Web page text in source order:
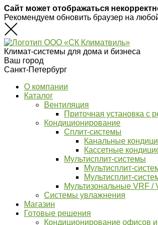
Сайт может отображаться
Рекомендуем обновить браузер на
Климат-системы для дома и бизнеса
Ваш город
Санкт-Петербург
О компании
Каталог
Вентиляция
Приточная установка с
Кондиционирование
Сплит-системы
Канальные
Кассетные
Мультисплит-системы
Мультисплит-
Мультисплит-
Мультизональные VRF /
Системы увлажнения
Магазин
Готовые решения
Кондиционирование офисов